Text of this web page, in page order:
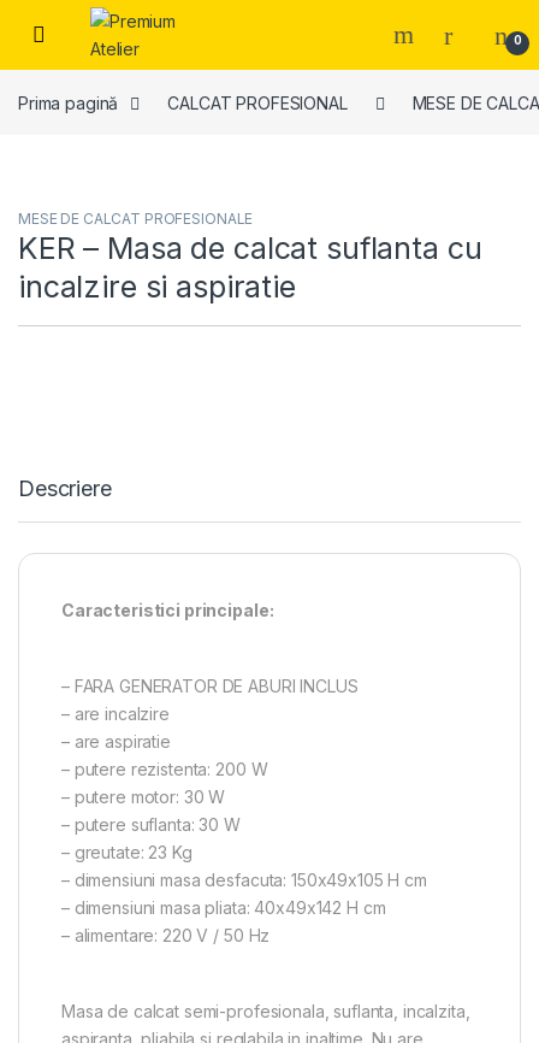
Skip to navigation
Skip to content
0
Prima pagină CALCAT PROFESIONAL MESE DE
MESE DE CALCAT PROFESIONALE
KER – Masa de calcat suflanta cu
incalzire si aspiratie
Descriere
Caracteristici principale:
– FARA GENERATOR DE ABURI INCLUS
– are incalzire
– are aspiratie
– putere rezistenta: 200 W
– putere motor: 30 W
– putere suflanta: 30 W
– greutate: 23 Kg
– dimensiuni masa desfacuta: 150x49x105 H cm
– dimensiuni masa pliata: 40x49x142 H cm
– alimentare: 220 V / 50 Hz
Masa de calcat semi-profesionala, suflanta, incalzita,